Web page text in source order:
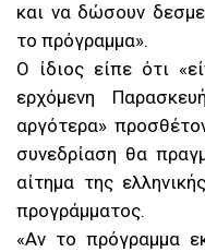
και να δώσουν
το πρόγραμμα».
Ο ίδιος είπε ότι
ερχόμενη
αργότερα»
συνεδρίαση θα
αίτημα της
προγράμματος.
«Aν το πρόγραμμα